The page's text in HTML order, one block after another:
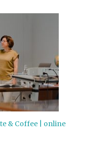
& Coffee | online